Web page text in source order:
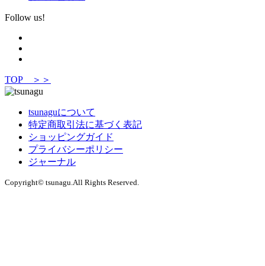
Follow us!
TOP ＞＞
tsunaguについて
特定商取引法に基づく表記
ショッピングガイド
プライバシーポリシー
ジャーナル
Copyright© tsunagu.All Rights Reserved.